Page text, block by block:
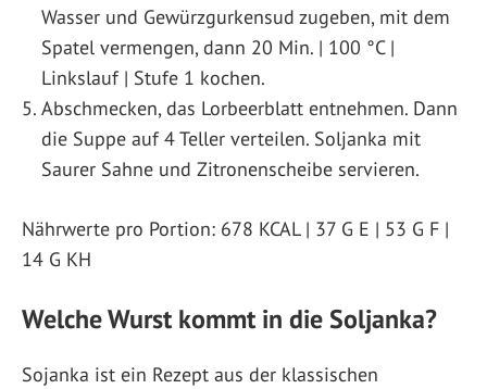
Wasser und Gewürzgurkensud zugeben, mit dem
Spatel vermengen, dann 20 Min. | 100 °C |
Linkslauf | Stufe 1 kochen.
Abschmecken, das Lorbeerblatt entnehmen. Dann
die Suppe auf 4 Teller verteilen. Soljanka mit
Saurer Sahne und Zitronenscheibe servieren.
Nährwerte pro Portion: 678 KCAL | 37 G E | 53 G F |
14 G KH
Welche Wurst kommt in die Soljanka?
Sojanka ist ein Rezept aus der klassischen